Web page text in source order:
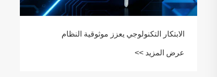
الابتكار التكنولوجي يعزز موثوقية النظام
عرض المزيد >>